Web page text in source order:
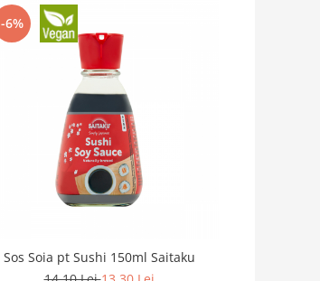
-6%
Sos Soia pt Sushi 150ml Saitaku